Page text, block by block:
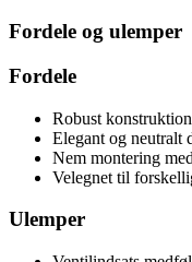
Fordele og ulemper
Fordele
Robust
Elegant og neutralt
Nem montering
Velegnet til
Ulemper